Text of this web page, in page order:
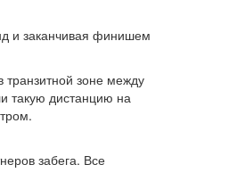
и заканчивая финишем
транзитной зоне между
такую дистанцию на
забега. Все